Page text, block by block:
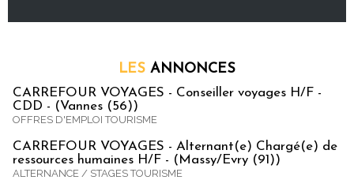
LES ANNONCES
CARREFOUR VOYAGES - Conseiller voyages H/F -
CDD - (Vannes (56))
OFFRES D'EMPLOI TOURISME
CARREFOUR VOYAGES - Alternant(e) Chargé(e) de
ressources humaines H/F - (Massy/Evry (91))
ALTERNANCE / STAGES TOURISME